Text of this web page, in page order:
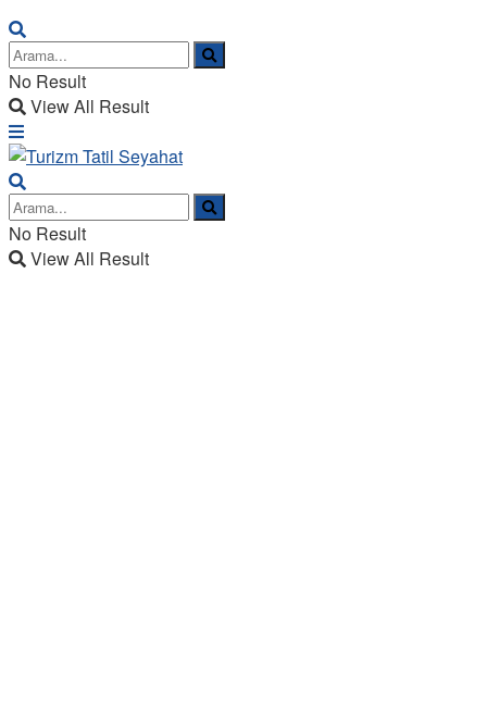
No Result
View All Result
No Result
View All Result